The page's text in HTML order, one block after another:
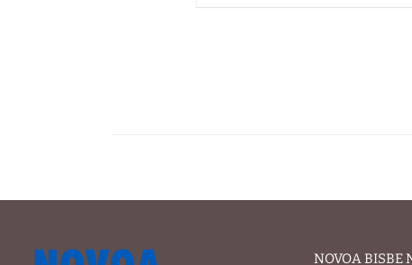
NOVOA BISBE